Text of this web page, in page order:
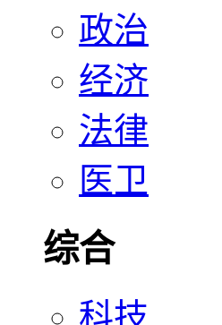
政治
经济
法律
医卫
综合
科技